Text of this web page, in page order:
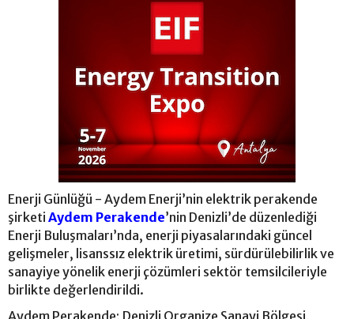
Enerji Günlüğü - Aydem Enerji’nin elektrik perakende
şirketi Aydem Perakende’nin Denizli’de düzenlediği
Enerji Buluşmaları’nda, enerji piyasalarındaki güncel
gelişmeler, lisanssız elektrik üretimi, sürdürülebilirlik ve
sanayiye yönelik enerji çözümleri sektör temsilcileriyle
birlikte değerlendirildi.